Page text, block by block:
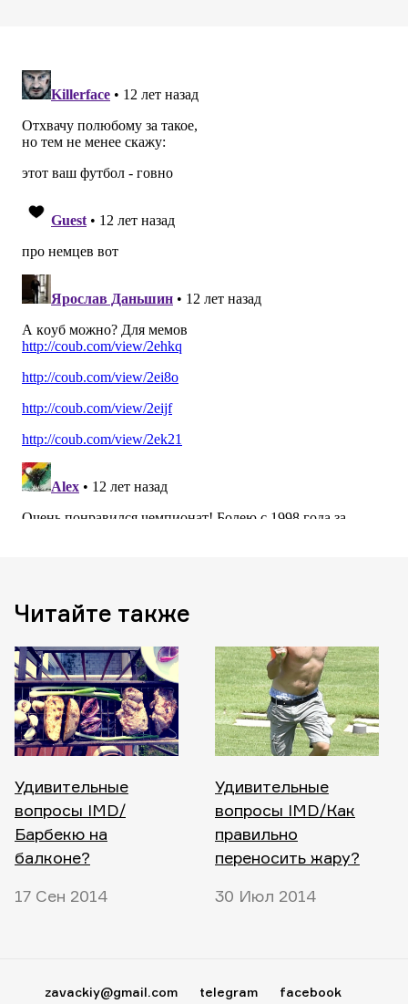
Читайте также
Удивительные
вопросы IMD/
Барбекю на
балконе?
17 Сен 2014
Удивительные
вопросы IMD/Как
правильно
переносить жару?
30 Июл 2014
zavackiy@gmail.com telegram facebook